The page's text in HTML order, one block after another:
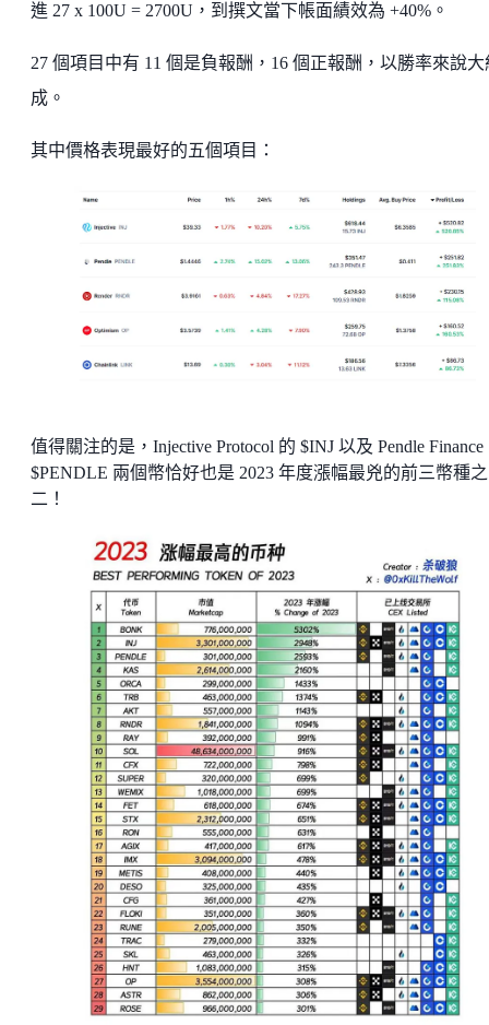
進 27 x 100U = 2700U，到撰文當下帳面績效為 +40%。
27 個項目中有 11 個是負報酬，16 個正報酬，以勝率來說大
成。
其中價格表現最好的五個項目：
值得關注的是，Injective Protocol 的 $INJ 以及 Pendle Finance
$PENDLE 兩個幣恰好也是 2023 年度漲幅最兇的前三幣種之
二！